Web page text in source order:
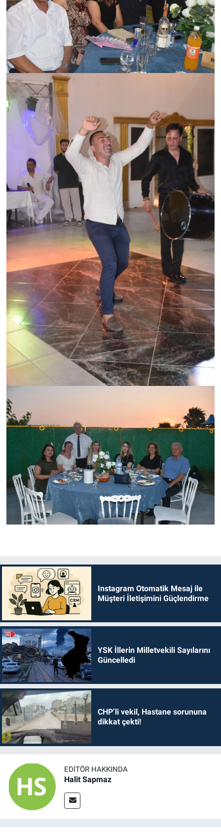
Instagram Otomatik Mesaj ile
Müşteri İletişimini Güçlendirme
YSK İllerin Milletvekili Sayılarını
Güncelledi
CHP’li vekil, Hastane sorununa
dikkat çekti!
EDITÖR HAKKINDA
Halit Sapmaz